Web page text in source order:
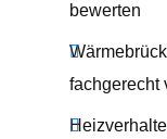
bewerten
fachgerecht